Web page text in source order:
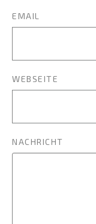
EMAIL
WEBSEITE
NACHRICHT